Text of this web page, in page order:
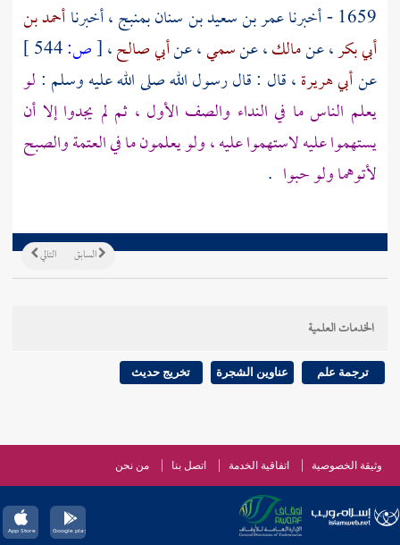
1659 - أخبرنا
عمر بن سعيد بن سنانبمنبج ،أخبرناأحمد بن
أبي بكر، عنمالك، عنسمي، عنأبي صالح،[ص:
عنأبي هريرة، قال : قال رسول الله صلى الله عليه وسلم : لو
يعلم الناس ما في النداء والصف الأول ، ثم لم يجدوا إلا أن
يستهموا عليه لاستهموا عليه ، ولو يعلمون ما في العتمة والصبح
لأتوهما ولو حبوا .
التالي السابق
الخدمات العلمية
ترجمة علم عناوين الشجرة تخريج حديث
وثيقة الخصوصية اتفاقية الخدمة اتصل بنا من نحن